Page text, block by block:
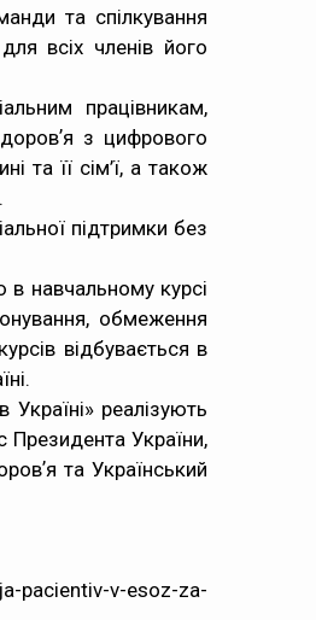
та спілкування
всіх членів його
працівникам,
з цифрового
та її сім’ї, а також
підтримки без
в навчальному курсі
обмеження
відбувається в
Україні» реалізують
Президента України,
та Український
v-esoz-za-